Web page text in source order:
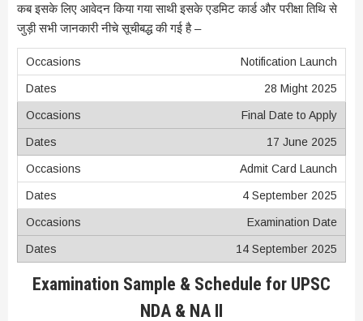
कब इसके लिए आवेदन किया गया साथी इसके एडमिट कार्ड और परीक्षा तिथि से
जुड़ी सभी जानकारी नीचे सूचीबद्ध की गई है –
Notification Launch
28 Might 2025
Final Date to Apply
17 June 2025
Admit Card Launch
4 September 2025
Examination Date
14 September 2025
Examination Sample & Schedule for UPSC
NDA & NA II